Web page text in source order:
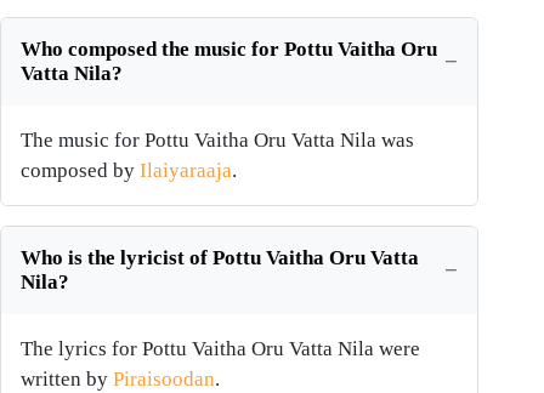
Who composed the music for Pottu Vaitha Oru
Vatta Nila?
The music for Pottu Vaitha Oru Vatta Nila was
composed by Ilaiyaraaja.
Who is the lyricist of Pottu Vaitha Oru Vatta
Nila?
The lyrics for Pottu Vaitha Oru Vatta Nila were
written by Piraisoodan.